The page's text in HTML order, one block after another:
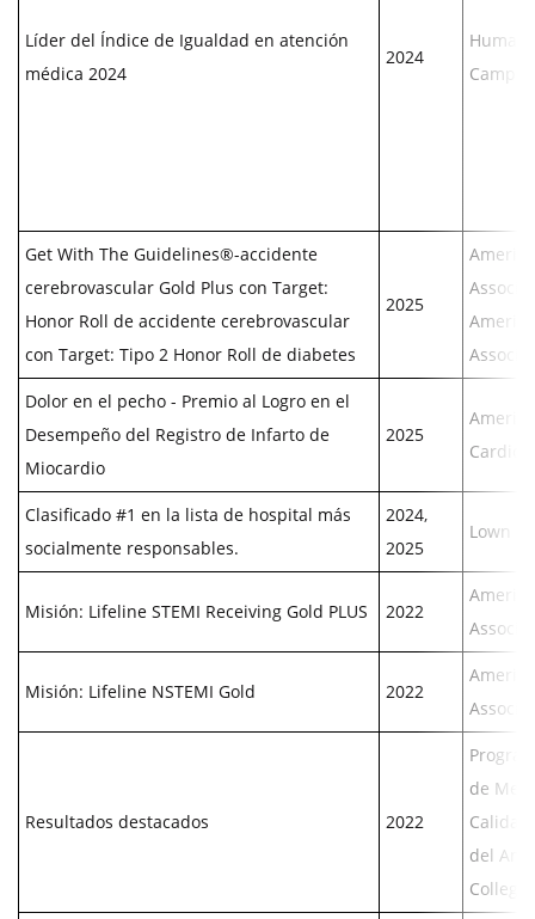
Líder del Índice de Igualdad en atención
médica 2024
2024
Human
Get With The Guidelines®-accidente
cerebrovascular Gold Plus con Target:
Honor Roll de accidente cerebrovascular
con Target: Tipo 2 Honor Roll de diabetes
2025
Dolor en el pecho - Premio al Logro en el
Desempeño del Registro de Infarto de
Miocardio
2025
Clasificado #1 en la lista de hospital más
socialmente responsables.
2024,
2025
Lown
Misión: Lifeline STEMI Receiving Gold PLUS 2022
Misión: Lifeline NSTEMI Gold 2022
Resultados destacados 2022
de
del
College